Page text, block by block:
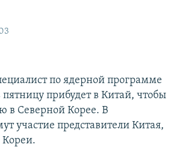
по ядерной программе
прибудет в Китай, чтобы
в Северной Корее. В
участие представители Китая,